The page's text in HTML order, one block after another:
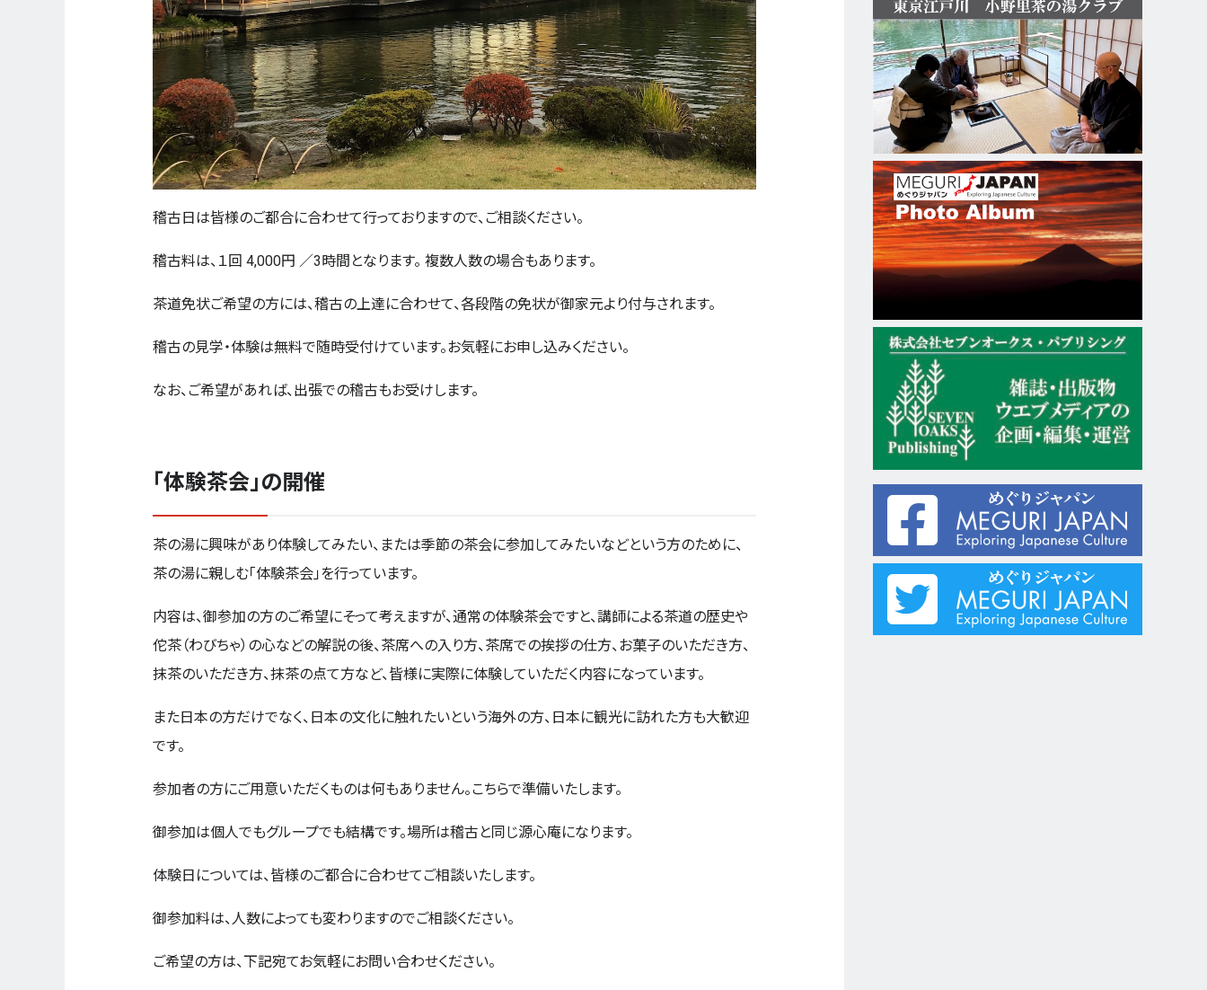
稽古日は皆様のご都合に合わせて行っておりますので、ご相談ください。
稽古料は、１回 4,000円 ／3時間となります。 複数人数の場合もあります。
茶道免状ご希望の方には、稽古の上達に合わせて、各段階の免状が御家元より付与されます。
稽古の見学・体験は無料で随時受付けています。お気軽にお申し込みください。
なお、ご希望があれば、出張での稽古もお受けします。
「体験茶会」の開催
茶の湯に興味があり体験してみたい、または季節の茶会に参加してみたいなどという方のために、
茶の湯に親しむ「体験茶会」を行っています。
内容は、御参加の方のご希望にそって考えますが、通常の体験茶会ですと、講師による茶道の歴史や
佗茶（わびちゃ）の心などの解説の後、茶席への入り方、茶席での挨拶の仕方、お菓子のいただき方、
抹茶のいただき方、抹茶の点て方など、皆様に実際に体験していただく内容になっています。
また日本の方だけでなく、日本の文化に触れたいという海外の方、日本に観光に訪れた方も大歓迎
です。
参加者の方にご用意いただくものは何もありません。こちらで準備いたします。
御参加は個人でもグループでも結構です。場所は稽古と同じ源心庵になります。
体験日については、皆様のご都合に合わせてご相談いたします。
御参加料は、人数によっても変わりますのでご相談ください。
ご希望の方は、下記宛てお気軽にお問い合わせください。